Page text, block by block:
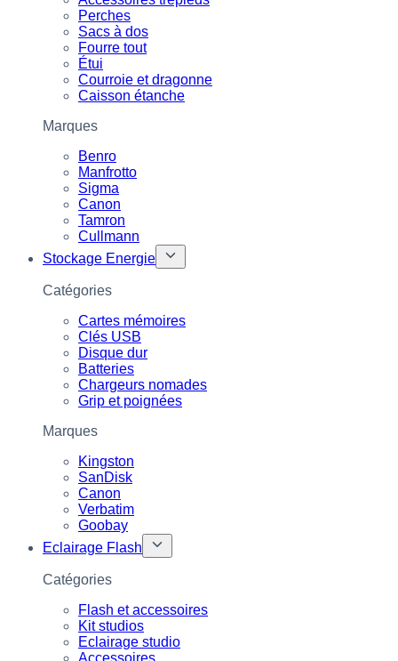
Perches
Sacs à dos
Fourre tout
Étui
Courroie et dragonne
Caisson étanche
Marques
Benro
Manfrotto
Sigma
Canon
Tamron
Cullmann
Stockage Energie
Catégories
Cartes mémoires
Clés USB
Disque dur
Batteries
Chargeurs nomades
Grip et poignées
Marques
Kingston
SanDisk
Canon
Verbatim
Goobay
Eclairage Flash
Catégories
Flash et accessoires
Kit studios
Eclairage studio
Accessoires